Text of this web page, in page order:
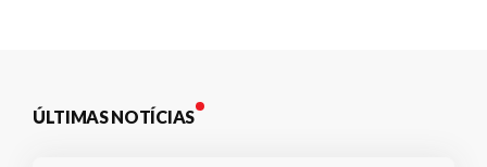
ÚLTIMAS NOTÍCIAS